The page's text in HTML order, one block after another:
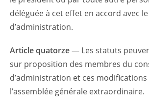
déléguée à cet effet en accord avec
d’administration.
Article quatorze— Les statuts
sur proposition des membres du
d’administration et ces
l’assemblée générale extraordinaire.